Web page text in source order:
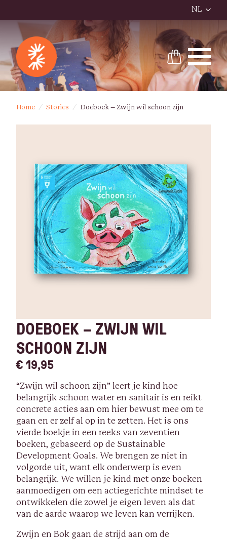
NL
Home Stories Doeboek – Zwijn wil schoon zijn
DOEBOEK – ZWIJN WIL
SCHOON ZIJN
€19,95
“Zwijn wil schoon zijn” leert je kind hoe
belangrijk schoon water en sanitair is en reikt
concrete acties aan om hier bewust mee om te
gaan en er zelf al op in te zetten. Het is ons
vierde boekje in een reeks van zeventien
boeken, gebaseerd op de Sustainable
Development Goals. We brengen ze niet in
volgorde uit, want elk onderwerp is even
belangrijk. We willen je kind met onze boeken
aanmoedigen om een actiegerichte mindset te
ontwikkelen die zowel je eigen leven als dat
van de aarde waarop we leven kan verrijken.
Zwijn en Bok gaan de strijd aan om de